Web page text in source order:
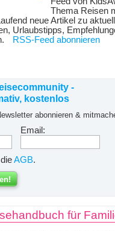
Thema Reisen
neue Artikel zu
Urlaubstipps,
RSS-Feed abonnieren
-
kostenlos
abonnieren &
Email:
dieAGB.
für